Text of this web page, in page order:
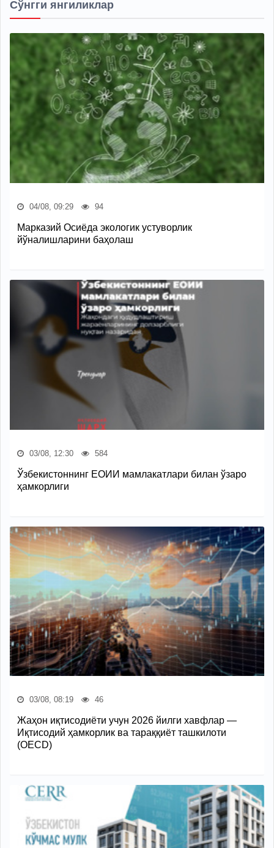
Сўнгги янгиликлар
04/08, 09:29 94
Марказий Осиёда экологик устуворлик
йўналишларини баҳолаш
03/08, 12:30 584
Ўзбекистоннинг ЕОИИ мамлакатлари билан ўзаро
ҳамкорлиги
03/08, 08:19 46
Жаҳон иқтисодиёти учун 2026 йилги хавфлар —
Иқтисодий ҳамкорлик ва тараққиёт ташкилоти
(OECD)